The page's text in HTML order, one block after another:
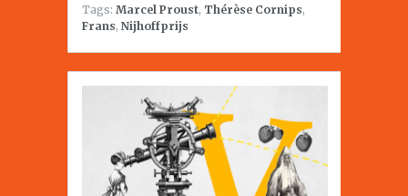
Tags: Marcel Proust, Thérèse Cornips,
Frans, Nijhoffprijs